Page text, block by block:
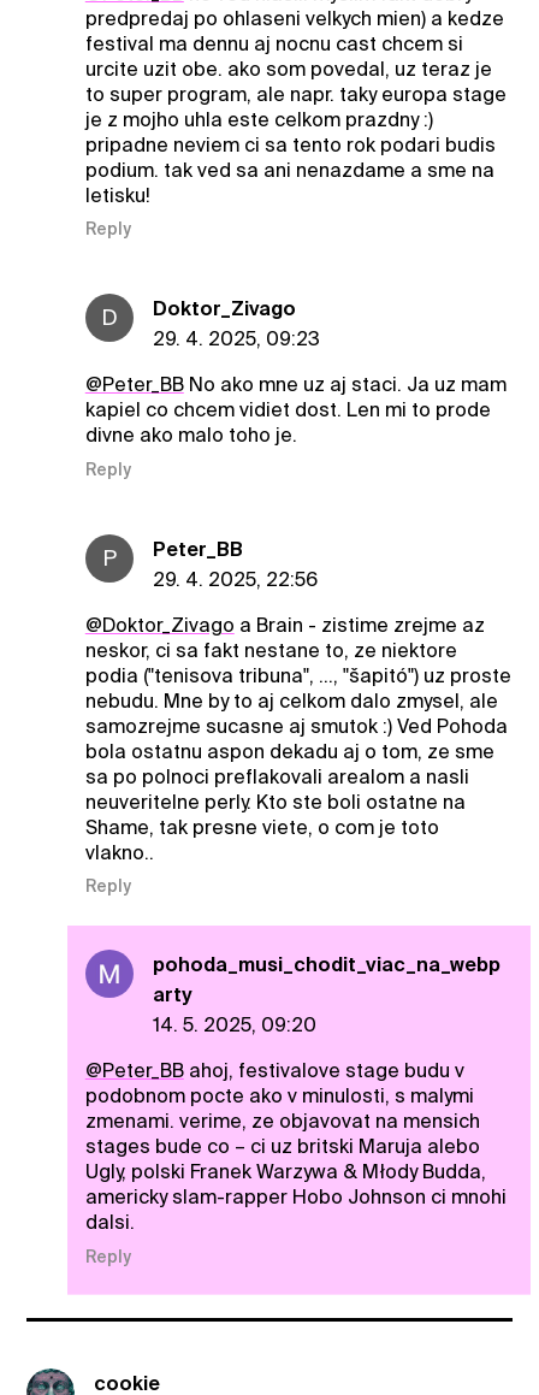
predpredaj po ohlaseni velkych mien) a kedze
festival ma dennu aj nocnu cast chcem si
urcite uzit obe. ako som povedal, uz teraz je
to super program, ale napr. taky europa stage
je z mojho uhla este celkom prazdny :)
pripadne neviem ci sa tento rok podari budis
podium. tak ved sa ani nenazdame a sme na
letisku!
Reply
D
Doktor_Zivago
29. 4. 2025, 09:23
@Peter_BBNo ako mne uz aj staci. Ja uz mam
kapiel co chcem vidiet dost. Len mi to prode
divne ako malo toho je.
Reply
P
Peter_BB
29. 4. 2025, 22:56
@Doktor_Zivago a Brain - zistime zrejme az
neskor, ci sa fakt nestane to, ze niektore
podia ("tenisova tribuna", ..., "šapitó") uz proste
nebudu. Mne by to aj celkom dalo zmysel, ale
samozrejme sucasne aj smutok :) Ved Pohoda
bola ostatnu aspon dekadu aj o tom, ze sme
sa po polnoci preflakovali arealom a nasli
neuveritelne perly. Kto ste boli ostatne na
Shame, tak presne viete, o com je toto
vlakno..
Reply
pohoda_musi_chodit_viac_na_webp
arty
14. 5. 2025, 09:20
@Peter_BBahoj, festivalove stage budu v
podobnom pocte ako v minulosti, s malymi
zmenami. verime, ze objavovat na mensich
stages bude co – ci uz britski Maruja alebo
Ugly, polski Franek Warzywa & Młody Budda,
americky slam-rapper Hobo Johnson ci mnohi
dalsi.
Reply
cookie